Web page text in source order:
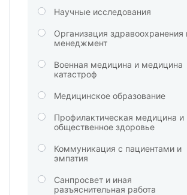
Научные исследования
Организация здравоохранения
менеджмент
Военная медицина и медицина
катастроф
Медицинское образование
Профилактическая медицина и
общественное здоровье
Коммуникация с пациентами и
эмпатия
Санпросвет и иная
разъяснительная работа